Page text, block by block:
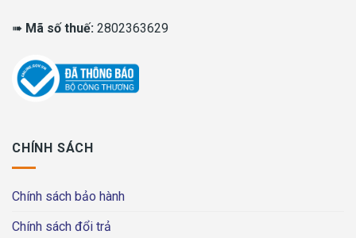
➠ Mã số thuế: 2802363629
CHÍNH SÁCH
Chính sách bảo hành
Chính sách đổi trả